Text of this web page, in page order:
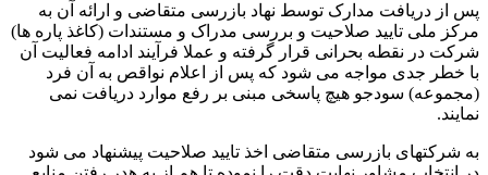
پس از دریافت مدارک توسط نهاد بازرسی متقاضی و ارائه آن به
مرکز ملی تایید صلاحیت و بررسی مدراک و مستندات (کاغذ پاره ها)
شرکت در نقطه بحرانی قرار گرفته و عملا فرآیند ادامه فعالیت آن
با خطر جدی مواجه می شود که پس از اعلام نواقص به آن فرد
(مجموعه) سودجو هیچ پاسخی مبنی بر رفع موارد دریافت نمی
نمایند.
به شرکتهای بازرسی متقاضی اخذ تایید صلاحیت پیشنهاد می شود